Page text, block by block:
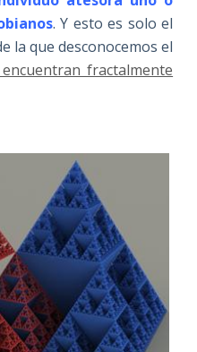
. Y esto es solo el
la que desconocemos el
encuentran fractalmente